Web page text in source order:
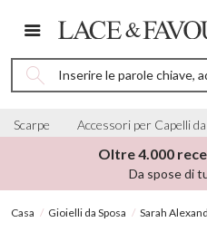
Inserire le parole chiave,
Scarpe Accessori per Capelli
Oltre 4.000
Da spose di
Casa Gioielli da Sposa Sarah